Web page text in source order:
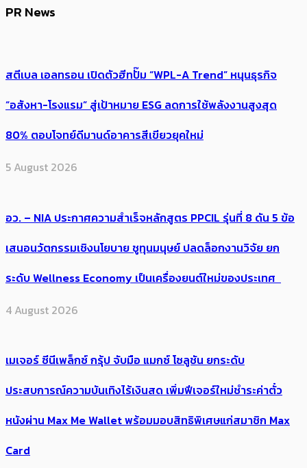
PR News
สตีเบล เอลทรอน เปิดตัวฮีทปั๊ม “WPL-A Trend” หนุนธุรกิจ
“อสังหา-โรงแรม” สู่เป้าหมาย ESG ลดการใช้พลังงานสูงสุด
80% ตอบโจทย์ดีมานด์อาคารสีเขียวยุคใหม่
5 August 2026
อว. – NIA ประกาศความสำเร็จหลักสูตร PPCIL รุ่นที่ 8 ดัน 5 ข้อ
เสนอนวัตกรรมเชิงนโยบาย ชูทุนมนุษย์ ปลดล็อกงานวิจัย ยก
ระดับ Wellness Economy เป็นเครื่องยนต์ใหม่ของประเทศ
4 August 2026
เมเจอร์ ซีนีเพล็กซ์ กรุ้ป จับมือ แมกซ์ โซลูชัน ยกระดับ
ประสบการณ์ความบันเทิงไร้เงินสด เพิ่มฟีเจอร์ใหม่ชำระค่าตั๋ว
หนังผ่าน Max Me Wallet พร้อมมอบสิทธิพิเศษแก่สมาชิก Max
Card